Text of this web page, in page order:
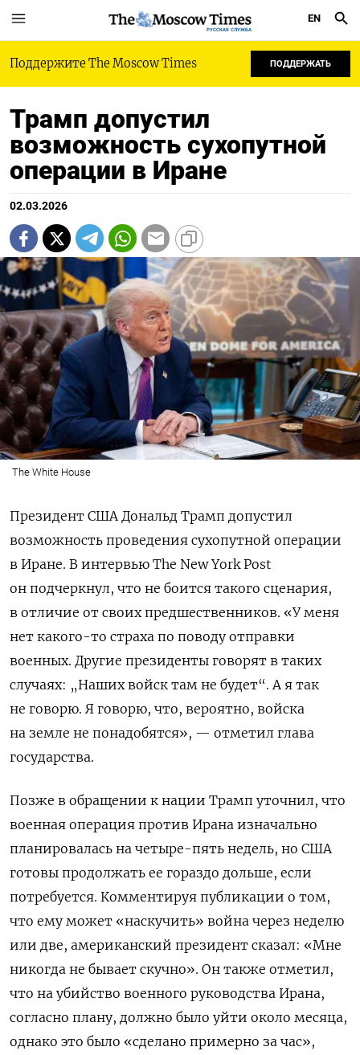
РУССКАЯ СЛУЖБА
EN
Поддержите The Moscow Times ПОДДЕРЖАТЬ
Трамп допустил
возможность сухопутной
операции в Иране
02.03.2026
The White House
Президент США Дональд Трамп допустил
возможность проведения сухопутной операции
в Иране. В интервью The New York Post
он подчеркнул, что не боится такого сценария,
в отличие от своих предшественников. «У меня
нет какого-то страха по поводу отправки
военных. Другие президенты говорят в таких
случаях: „Наших войск там не будет“. А я так
не говорю. Я говорю, что, вероятно, войска
на земле не понадобятся», — отметил глава
государства.
Позже в обращении к нации Трамп уточнил, что
военная операция против Ирана изначально
планировалась на четыре-пять недель, но США
готовы продолжать ее гораздо дольше, если
потребуется. Комментируя публикации о том,
что ему может «наскучить» война через неделю
или две, американский президент сказал: «Мне
никогда не бывает скучно». Он также отметил,
что на убийство военного руководства Ирана,
согласно плану, должно было уйти около месяца,
однако это было «сделано примерно за час»,